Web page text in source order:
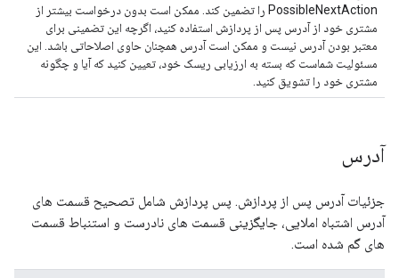
PossibleNextAction را تضمین کند. ممکن است بدون درخواست بیشتر از
مشتری خود از آدرس پس از پردازش استفاده کنید، اگرچه این تضمینی برای
معتبر بودن آدرس نیست و ممکن است آدرس همچنان حاوی اصلاحاتی باشد. این
مسئولیت شماست که بسته به ارزیابی ریسک خود، تعیین کنید که آیا و چگونه
مشتری خود را تشویق کنید.
آدرس
جزئیات آدرس پس از پردازش. پس پردازش شامل تصحیح قسمت های
آدرس اشتباه املایی، جایگزینی قسمت های نادرست و استنباط قسمت
های گم شده است.